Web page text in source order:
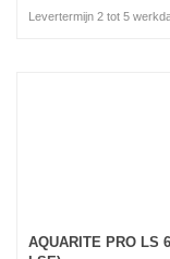
Levertermijn 2 tot 5
AQUARITE PRO LS